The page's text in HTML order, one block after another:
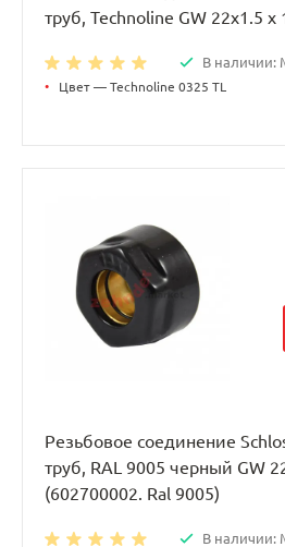
труб, Technoline GW 22x1.5
В наличии:
• Цвет — Technoline 0325 TL
Резьбовое соединение
труб, RAL 9005 черный GW
(602700002. Ral 9005)
В наличии: